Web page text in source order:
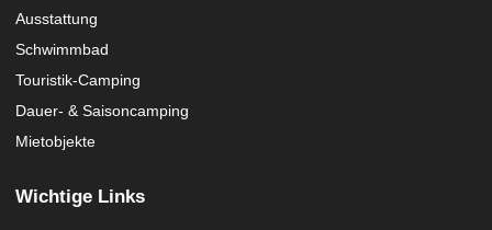
Ausstattung
Schwimmbad
Touristik-Camping
Dauer- & Saisoncamping
Mietobjekte
Wichtige Links